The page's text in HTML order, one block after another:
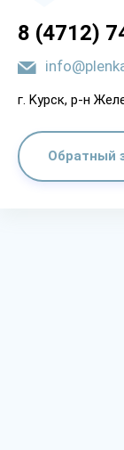
8 (4712)
г. Kypcк, p-н
Обратный